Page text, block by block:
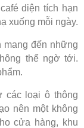
diện tích hạn
xuống mỗi ngày.
đến những
thể ngờ tới.
các loại ô thông
nên một không
cửa hàng, khu